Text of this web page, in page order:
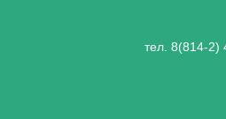
тел. 8(814-2)